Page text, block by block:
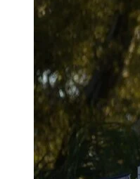
ALTO
RENDIMIENTO
(JADAR)
ROSARIO
2025